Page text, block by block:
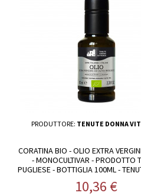
PRODUTTORE: TENUTE DONNA
CORATINA BIO - OLIO EXTRA
- MONOCULTIVAR - PRODOTTO
PUGLIESE - BOTTIGLIA 100ML -
Prezzo
10,36 €